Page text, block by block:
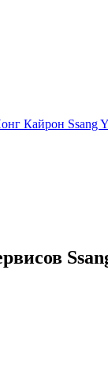
Ssang